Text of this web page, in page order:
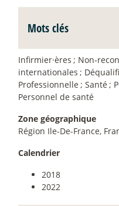
Mots clés
Infirmier·ères ; Non-
internationales ;
Professionnelle ; Santé ;
Personnel de santé
Zone géographique
Région Ile-De-France,
Calendrier
2018
2022